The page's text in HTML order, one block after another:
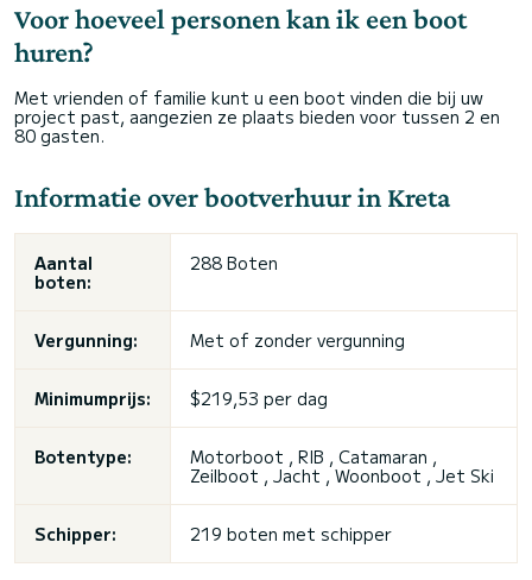
Voor hoeveel personen kan ik een boot
huren?
Met vrienden of familie kunt u een boot vinden die bij uw
project past, aangezien ze plaats bieden voor tussen 2 en
80 gasten.
Informatie over bootverhuur in Kreta
Aantal
boten:
288 Boten
Vergunning: Met of zonder vergunning
Minimumprijs: $219,53 per dag
Botentype:
Motorboot , RIB , Catamaran ,
Zeilboot , Jacht , Woonboot , Jet Ski
Schipper: 219 boten met schipper